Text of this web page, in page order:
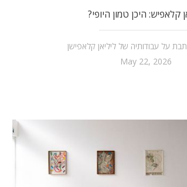
קלאפיש: היכן טמון היופי
על עבודותיה של ליליאן קלאפישן
May 22, 2026